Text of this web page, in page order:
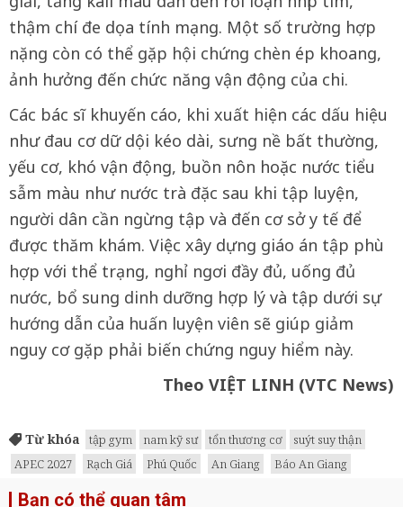
thậm chí đe dọa tính mạng. Một số trường hợp
nặng còn có thể gặp hội chứng chèn ép khoang,
ảnh hưởng đến chức năng vận động của chi.
Các bác sĩ khuyến cáo, khi xuất hiện các dấu hiệu
như đau cơ dữ dội kéo dài, sưng nề bất thường,
yếu cơ, khó vận động, buồn nôn hoặc nước tiểu
sẫm màu như nước trà đặc sau khi tập luyện,
người dân cần ngừng tập và đến cơ sở y tế để
được thăm khám. Việc xây dựng giáo án tập phù
hợp với thể trạng, nghỉ ngơi đầy đủ, uống đủ
nước, bổ sung dinh dưỡng hợp lý và tập dưới sự
hướng dẫn của huấn luyện viên sẽ giúp giảm
nguy cơ gặp phải biến chứng nguy hiểm này.
Theo VIỆT LINH (VTC News)
Từ khóa tập gym nam kỹ sư tổn thương cơ
suýt suy thận
APEC 2027
Rạch Giá Phú Quốc An Giang Báo An Giang
Bạn có thể quan tâm